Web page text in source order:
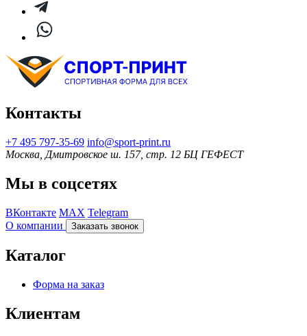
Контакты
+7 495 797‑35-69 info@sport-print.ru
Москва, Дмитровское ш. 157, стр. 12 БЦ ГЕФЕСТ
Мы в соцсетях
ВКонтакте MAX Telegram
О компании
Заказать звонок
Каталог
Форма на заказ
Клиентам